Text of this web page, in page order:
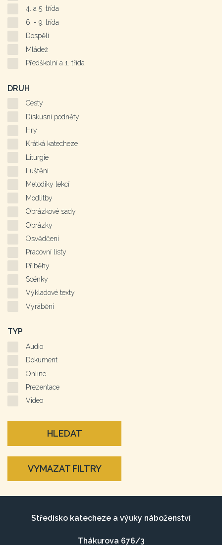
4. a 5. třída
6. - 9. třída
Dospělí
Mládež
Předškolní a 1. třída
DRUH
Cesty
Diskusní podněty
Hry
Krátká katecheze
Liturgie
Luštění
Metodiky lekcí
Modlitby
Obrázkové sady
Obrázky
Osvědčení
Pracovní listy
Příběhy
Scénky
Výkladové texty
Vyrábění
TYP
Audio
Dokument
Online
Prezentace
Video
HLEDAT
VYMAZAT FILTRY
Středisko katecheze a výuky náboženství
Thákurova 676/3